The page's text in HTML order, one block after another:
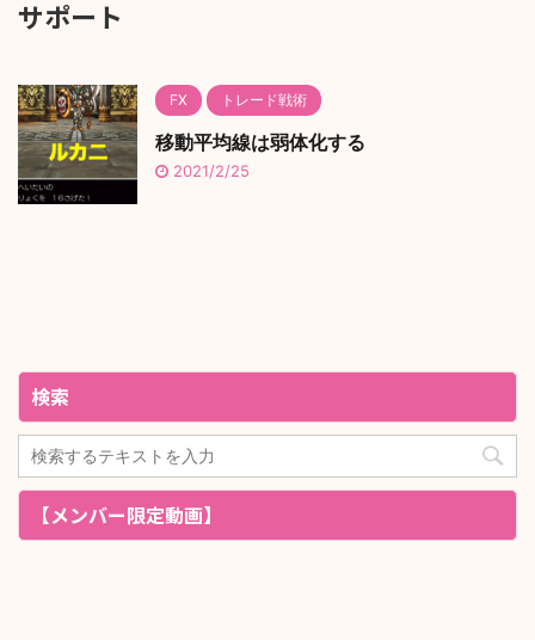
サポート
FX トレード戦術
移動平均線は弱体化する
2021/2/25
検索
【メンバー限定動画】